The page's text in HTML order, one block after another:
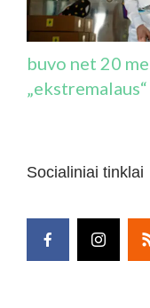
buvo net 20
Socialiniai tinklai